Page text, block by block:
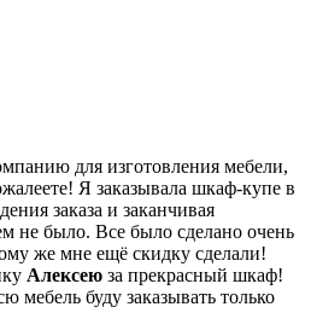
для изготовления мебели,
Я заказывала шкаф-купе в
заказа и заканчивая
не было. Все было сделано очень
же мне ещё скидку сделали!
Алексею за прекрасный шкаф!
мебель буду заказывать только